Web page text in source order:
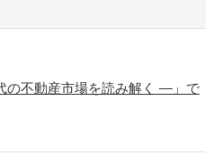
の不動産市場を読み解く ―」で